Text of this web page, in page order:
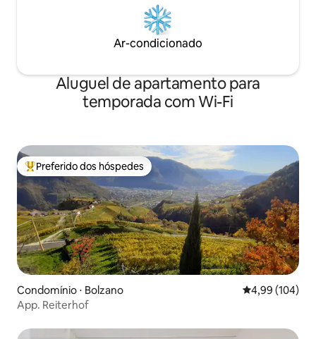
Ar-condicionado
Aluguel de apartamento para
temporada com Wi-Fi
Entre os melhores preferidos dos hóspedes
Preferido dos hóspedes
Condomínio ⋅ Bolzano 4,99 de uma
4,99 (104)
App. Reiterhof